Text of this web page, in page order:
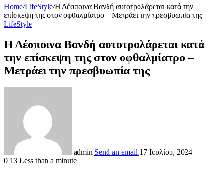
Home/LifeStyle/Η Δέσποινα Βανδή αυτοτρολάρεται κατά την
επίσκεψη της στον οφθαλμίατρο – Μετράει την πρεσβυωπία της
LifeStyle
Η Δέσποινα Βανδή αυτοτρολάρεται κατά
την επίσκεψη της στον οφθαλμίατρο –
Μετράει την πρεσβυωπία της
admin Send an email 17 Ιουλίου, 2024
0 13 Less than a minute